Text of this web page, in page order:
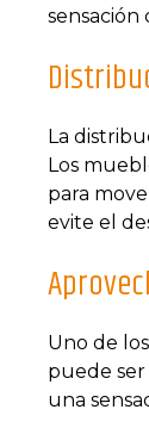
sensación
La
Los
para
evite el
Uno de
puede ser
una